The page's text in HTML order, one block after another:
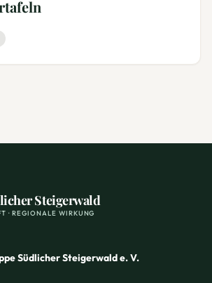
Steigerwald
· REGIONALE WIRKUNG
Südlicher Steigerwald e. V.